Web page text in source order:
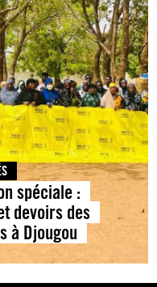
spéciale :
devoirs des
à Djougou